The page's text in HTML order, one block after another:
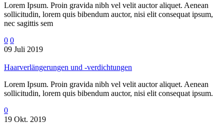
Lorem Ipsum. Proin gravida nibh vel velit auctor aliquet. Aenean
sollicitudin, lorem quis bibendum auctor, nisi elit consequat ipsum,
nec sagittis sem
0 0
09 Juli 2019
Haarverlängerungen und -verdichtungen
Lorem Ipsum. Proin gravida nibh vel velit auctor aliquet. Aenean
sollicitudin, lorem quis bibendum auctor, nisi elit consequat ipsum.
0
19 Okt. 2019